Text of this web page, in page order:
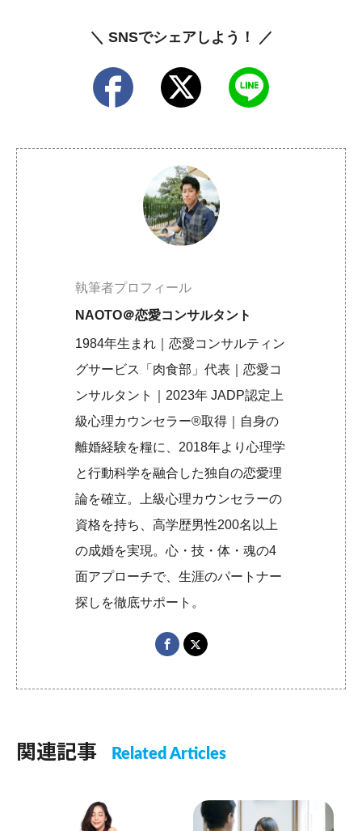
＼ SNSでシェアしよう！ ／
執筆者プロフィール
NAOTO＠恋愛コンサルタント
1984年生まれ｜恋愛コンサルティン
グサービス「肉食部」代表｜恋愛コ
ンサルタント｜2023年 JADP認定上
級心理カウンセラー®取得｜自身の
離婚経験を糧に、2018年より心理学
と行動科学を融合した独自の恋愛理
論を確立。上級心理カウンセラーの
資格を持ち、高学歴男性200名以上
の成婚を実現。心・技・体・魂の4
面アプローチで、生涯のパートナー
探しを徹底サポート。
関連記事 Related Articles